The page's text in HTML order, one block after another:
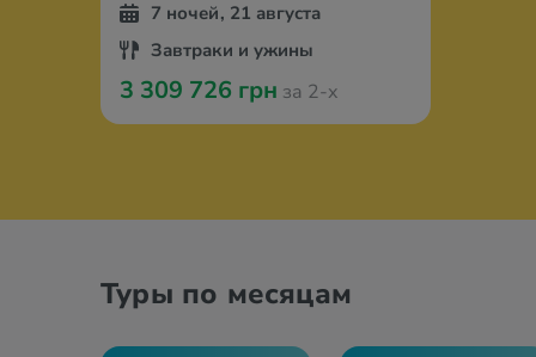
7 ночей, 21 августа
Завтраки и ужины
3 309 726 грн за 2-х
Туры по месяцам